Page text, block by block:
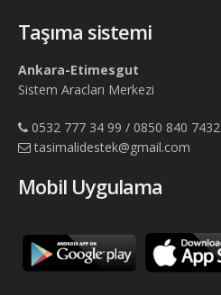
Taşıma sistemi
Ankara-Etimesgut
Sistem Aracları Merkezi
0532 777 34 99 / 0850 840 7432
tasimalidestek@gmail.com
Mobil Uygulama